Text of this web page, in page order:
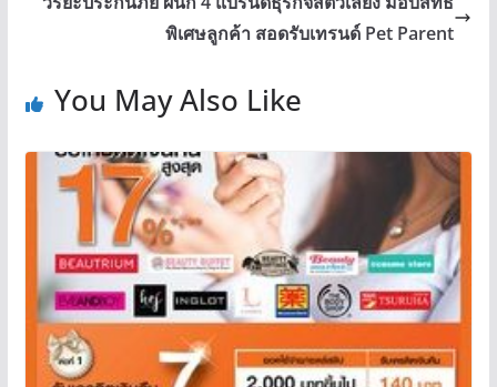
พิเศษลูกค้า สอดรับเทรนด์ Pet Parent
You May Also Like